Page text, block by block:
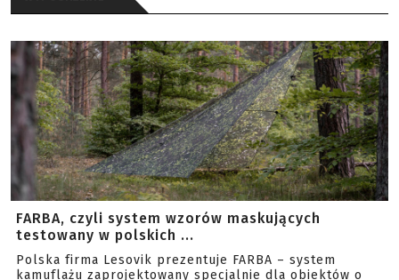
FARBA, czyli system wzorów maskujących
testowany w polskich ...
Polska firma Lesovik prezentuje FARBA – system
kamuflażu zaprojektowany specjalnie dla obiektów o